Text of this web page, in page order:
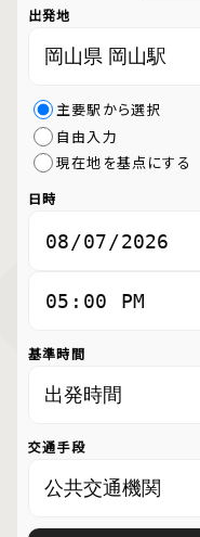
出発地
主要駅から選択
自由入力
現在地を基点にする
日時
基準時間
交通手段